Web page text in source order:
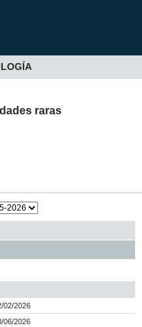
raras
02/2026
06/2026